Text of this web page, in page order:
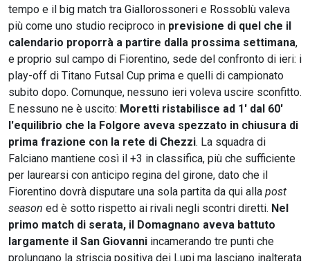
tempo e il big match tra Giallorossoneri e Rossoblù valeva
più come uno studio reciproco in previsione di quel che il
calendario proporrà a partire dalla prossima settimana,
e proprio sul campo di Fiorentino, sede del confronto di ieri: i
play-off di Titano Futsal Cup prima e quelli di campionato
subito dopo. Comunque, nessuno ieri voleva uscire sconfitto.
E nessuno ne è uscito: Moretti ristabilisce ad 1' dal 60'
l'equilibrio che la Folgore aveva spezzato in chiusura di
prima frazione con la rete di Chezzi. La squadra di
Falciano mantiene così il +3 in classifica, più che sufficiente
per laurearsi con anticipo regina del girone, dato che il
Fiorentino dovrà disputare una sola partita da qui alla post
season ed è sotto rispetto ai rivali negli scontri diretti. Nel
primo match di serata, il Domagnano aveva battuto
largamente il San Giovanni incamerando tre punti che
prolungano la striscia positiva dei Lupi ma lasciano inalterata